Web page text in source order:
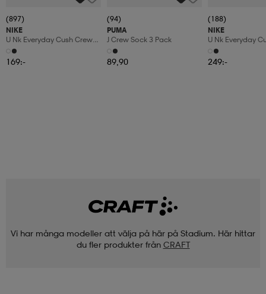
(897)
NIKE
U Nk Everyday Cush Crew
3pr
169:-
(94)
PUMA
J Crew Sock 3 Pack
89,90
(188)
NIKE
U Nk Everyday
6pr-Bd
249:-
Vi har många modeller att välja på här på Stadium. Här hittar
du fler produkter från CRAFT